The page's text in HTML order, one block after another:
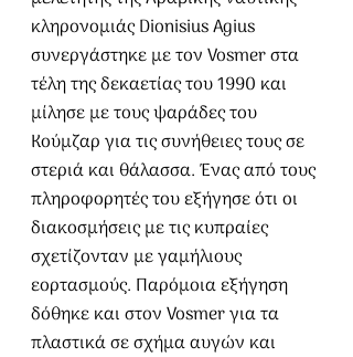
κληρονομιάς Dionisius Agius
συνεργάστηκε με τον Vosmer στα
τέλη της δεκαετίας του 1990 και
μίλησε με τους ψαράδες του
Κούμζαρ για τις συνήθειες τους σε
στεριά και θάλασσα. Ένας από τους
πληροφορητές του εξήγησε ότι οι
διακοσμήσεις με τις κυπραίες
σχετίζονταν με γαμήλιους
εορτασμούς. Παρόμοια εξήγηση
δόθηκε και στον Vosmer για τα
πλαστικά σε σχήμα αυγών και